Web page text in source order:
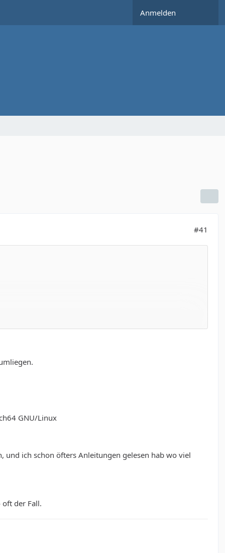
Anmelden
#41
und wdsp von github.
GNU/Linux
und ich schon öfters Anleitungen gelesen hab wo viel
oft der Fall.